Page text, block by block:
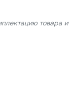
товара и